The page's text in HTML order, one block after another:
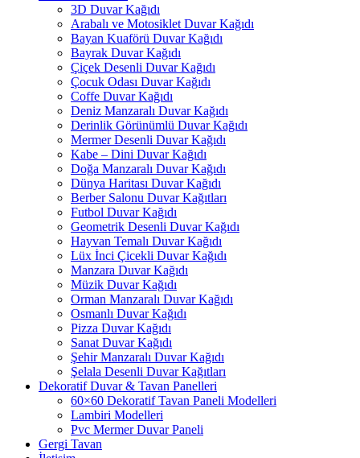
3D Duvar Kağıdı
Arabalı ve Motosiklet Duvar Kağıdı
Bayan Kuaförü Duvar Kağıdı
Bayrak Duvar Kağıdı
Çiçek Desenli Duvar Kağıdı
Çocuk Odası Duvar Kağıdı
Coffe Duvar Kağıdı
Deniz Manzaralı Duvar Kağıdı
Derinlik Görünümlü Duvar Kağıdı
Mermer Desenli Duvar Kağıdı
Kabe – Dini Duvar Kağıdı
Doğa Manzaralı Duvar Kağıdı
Dünya Haritası Duvar Kağıdı
Berber Salonu Duvar Kağıtları
Futbol Duvar Kağıdı
Geometrik Desenli Duvar Kağıdı
Hayvan Temalı Duvar Kağıdı
Lüx İnci Çicekli Duvar Kağıdı
Manzara Duvar Kağıdı
Müzik Duvar Kağıdı
Orman Manzaralı Duvar Kağıdı
Osmanlı Duvar Kağıdı
Pizza Duvar Kağıdı
Sanat Duvar Kağıdı
Şehir Manzaralı Duvar Kağıdı
Şelala Desenli Duvar Kağıtları
Dekoratif Duvar & Tavan Panelleri
60×60 Dekoratif Tavan Paneli Modelleri
Lambiri Modelleri
Pvc Mermer Duvar Paneli
Gergi Tavan